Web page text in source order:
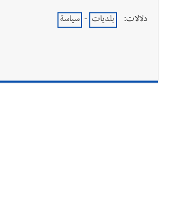
دلالات:
بلديات - سياسة